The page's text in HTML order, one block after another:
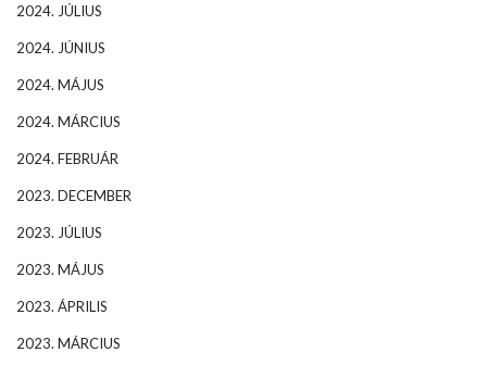
2024. JÚLIUS
2024. JÚNIUS
2024. MÁJUS
2024. MÁRCIUS
2024. FEBRUÁR
2023. DECEMBER
2023. JÚLIUS
2023. MÁJUS
2023. ÁPRILIS
2023. MÁRCIUS